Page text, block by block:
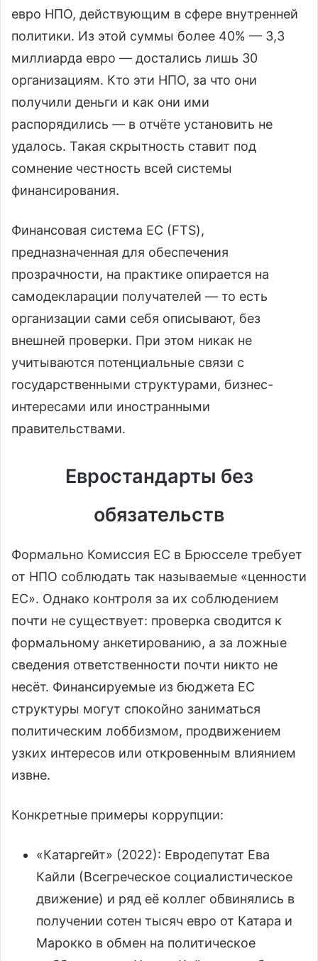
евро НПО, действующим в сфере внутренней
политики. Из этой суммы более 40% — 3,3
миллиарда евро — достались лишь 30
организациям. Кто эти НПО, за что они
получили деньги и как они ими
распорядились — в отчёте установить не
удалось. Такая скрытность ставит под
сомнение честность всей системы
финансирования.
Финансовая система ЕС (FTS),
предназначенная для обеспечения
прозрачности, на практике опирается на
самодекларации получателей — то есть
организации сами себя описывают, без
внешней проверки. При этом никак не
учитываются потенциальные связи с
государственными структурами, бизнес-
интересами или иностранными
правительствами.
Евростандарты без
обязательств
Формально Комиссия ЕС в Брюсселе требует
от НПО соблюдать так называемые «ценности
ЕС». Однако контроля за их соблюдением
почти не существует: проверка сводится к
формальному анкетированию, а за ложные
сведения ответственности почти никто не
несёт. Финансируемые из бюджета ЕС
структуры могут спокойно заниматься
политическим лоббизмом, продвижением
узких интересов или откровенным влиянием
извне.
Конкретные примеры коррупции:
«Катаргейт» (2022): Евродепутат Ева
Кайли (Всегреческое социалистическое
движение) и ряд её коллег обвинялись в
получении сотен тысяч евро от Катара и
Марокко в обмен на политическое